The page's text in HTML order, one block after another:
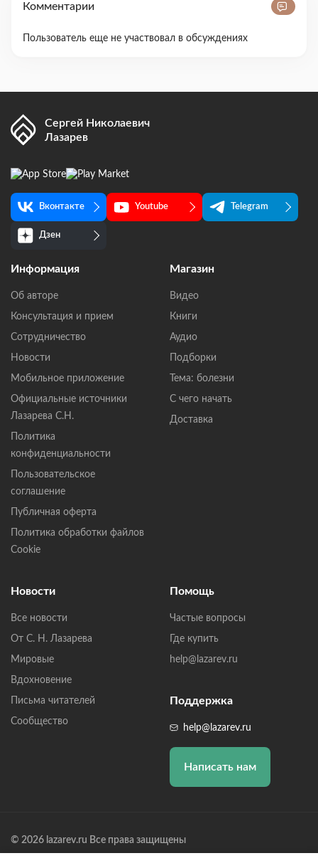
Комментарии
Пользователь еще не участвовал в обсуждениях
Сергей Николаевич
Лазарев
Вконтакте Youtube Telegram
Дзен
Информация
Об авторе
Консультация и прием
Сотрудничество
Новости
Мобильное приложение
Официальные источники
Лазарева С.Н.
Политика
конфиденциальности
Пользовательское
соглашение
Публичная оферта
Политика обработки файлов
Cookie
Магазин
Видео
Книги
Аудио
Подборки
Тема: болезни
С чего начать
Доставка
Новости
Все новости
От С. Н. Лазарева
Мировые
Вдохновение
Письма читателей
Сообщество
Помощь
Частые вопросы
Где купить
help@lazarev.ru
Поддержка
help@lazarev.ru
Написать нам
© 2026 lazarev.ru Все права защищены